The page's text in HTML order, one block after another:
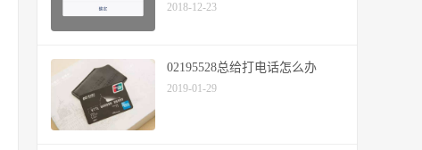
2018-12-23
02195528总给打电话怎么办
2019-01-29